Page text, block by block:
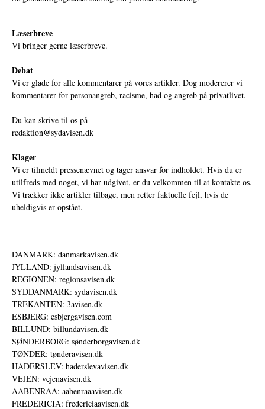
Læserbreve
Vi bringer gerne læserbreve.
Debat
Vi er glade for alle kommentarer på vores artikler. Dog modererer vi
kommentarer for personangreb, racisme, had og angreb på privatlivet.
Du kan skrive til os på
redaktion@sydavisen.dk
Klager
Vi er tilmeldt pressenævnet og tager ansvar for indholdet. Hvis du er
utilfreds med noget, vi har udgivet, er du velkommen til at kontakte os.
Vi trækker ikke artikler tilbage, men retter faktuelle fejl, hvis de
uheldigvis er opstået.
DANMARK: danmarkavisen.dk
JYLLAND: jyllandsavisen.dk
REGIONEN: regionsavisen.dk
SYDDANMARK: sydavisen.dk
TREKANTEN: 3avisen.dk
ESBJERG: esbjergavisen.com
BILLUND: billundavisen.dk
SØNDERBORG: sønderborgavisen.dk
TØNDER: tønderavisen.dk
HADERSLEV: haderslevavisen.dk
VEJEN: vejenavisen.dk
AABENRAA: aabenraaavisen.dk
FREDERICIA: fredericiaavisen.dk